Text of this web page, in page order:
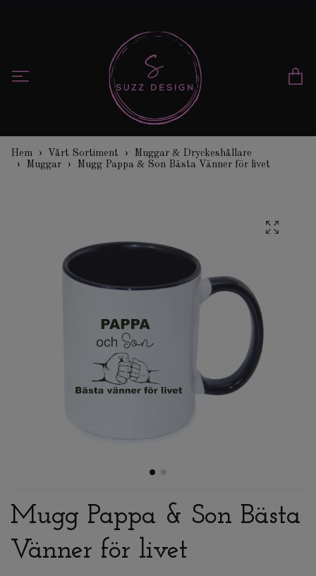
Hem Vårt Sortiment
Muggar & Dryckeshållare
Muggar
Mugg Pappa & Son Bästa Vänner för livet
Mugg Pappa & Son Bästa
Vänner för livet